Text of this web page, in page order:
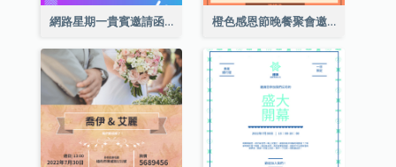
網路星期一貴賓邀請函 橙色感恩節晚餐聚會邀請函